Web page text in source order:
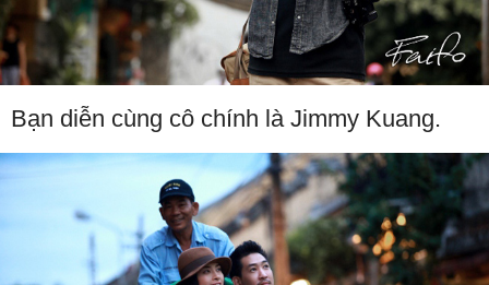
Bạn diễn cùng cô chính là Jimmy Kuang.